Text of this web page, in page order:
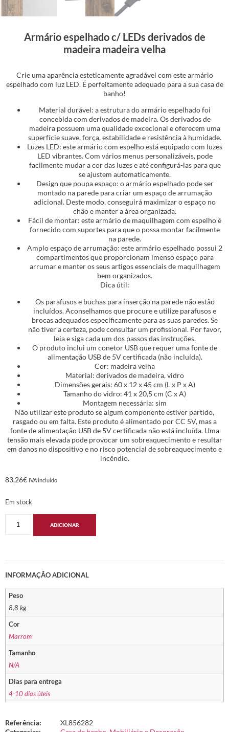
Armário espelhado c/ LEDs derivados de
madeira madeira velha
Crie uma aparência esteticamente agradável com este armário
espelhado com luz LED. É perfeitamente adequado para a sua casa de
banho!
Material durável: a estrutura do armário espelhado foi
concebida com derivados de madeira. Os derivados de
madeira possuem uma qualidade excecional e oferecem uma
superfície suave, força, estabilidade e resistência à humidade.
Luzes LED: este armário com espelho está equipado com luzes
LED vibrantes. Com vários menus personalizáveis, pode
facilmente mudar a cor das luzes e até configurá-las para que
se ajustem automaticamente.
Design que poupa espaço: o armário espelhado pode ser
montado na parede para criar um espaço de arrumação
adicional. Deste modo, conseguirá maximizar o espaço no
chão e manter a área organizada.
Fácil de montar: este armário de maquilhagem com espelho é
fornecido com suportes para que o possa montar facilmente
na parede.
Amplo espaço de arrumação: este armário espelhado possui 2
compartimentos que proporcionam imenso espaço para
arrumar e manter os seus artigos essenciais de maquilhagem
bem organizados.
Dica útil:
Os parafusos e buchas para inserção na parede não estão
incluídos. Aconselhamos que procure e utilize parafusos e
brocas adequados especificamente para as suas paredes. Se
não tiver a certeza, pode consultar um profissional. Por favor,
leia e siga cada um dos passos das instruções.
O produto inclui um conetor USB que requer uma fonte de
alimentação USB de 5V certificada (não incluída).
Cor: madeira velha
Material: derivados de madeira, vidro
Dimensões gerais: 60 x 12 x 45 cm (L x P x A)
Tamanho do vidro: 41 x 20,5 cm (C x A)
Montagem necessária: sim
Não utilizar este produto se algum componente estiver partido,
rasgado ou em falta. Este produto é alimentado por CC 5V, mas a
fonte de alimentação USB de 5V certificada não está incluída. Uma
tensão mais elevada pode provocar um sobreaquecimento e resultar
em danos no dispositivo e no risco potencial de sobreaquecimento e
incêndio.
83,26€ IVA incluido
Em stock
ADICIONAR
INFORMAÇÃO ADICIONAL
Peso
8,8 kg
Cor
Marrom
Tamanho
N/A
Dias para entrega
4-10 dias úteis
Referência:
XL856282